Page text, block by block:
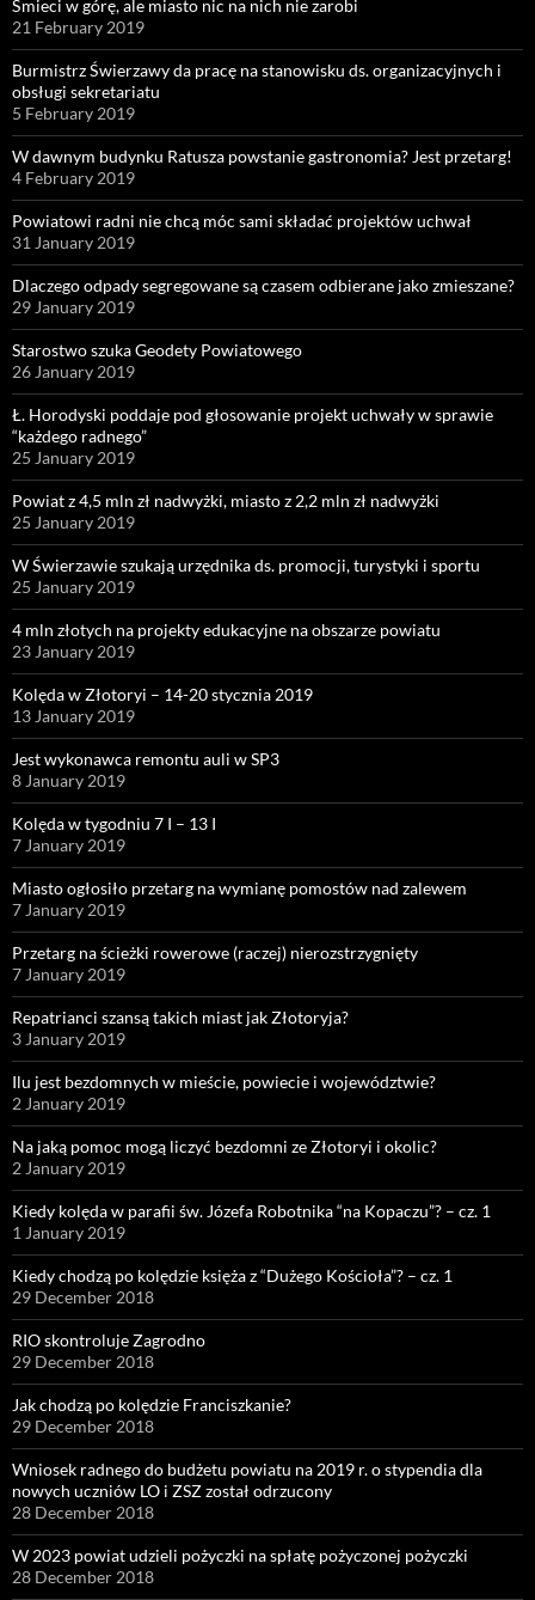
Śmieci w górę, ale miasto nic na nich nie zarobi
21 February 2019
Burmistrz Świerzawy da pracę na stanowisku ds. organizacyjnych i
obsługi sekretariatu
5 February 2019
W dawnym budynku Ratusza powstanie gastronomia? Jest przetarg!
4 February 2019
Powiatowi radni nie chcą móc sami składać projektów uchwał
31 January 2019
Dlaczego odpady segregowane są czasem odbierane jako zmieszane?
29 January 2019
Starostwo szuka Geodety Powiatowego
26 January 2019
Ł. Horodyski poddaje pod głosowanie projekt uchwały w sprawie
“każdego radnego”
25 January 2019
Powiat z 4,5 mln zł nadwyżki, miasto z 2,2 mln zł nadwyżki
25 January 2019
W Świerzawie szukają urzędnika ds. promocji, turystyki i sportu
25 January 2019
4 mln złotych na projekty edukacyjne na obszarze powiatu
23 January 2019
Kolęda w Złotoryi – 14-20 stycznia 2019
13 January 2019
Jest wykonawca remontu auli w SP3
8 January 2019
Kolęda w tygodniu 7 I – 13 I
7 January 2019
Miasto ogłosiło przetarg na wymianę pomostów nad zalewem
7 January 2019
Przetarg na ścieżki rowerowe (raczej) nierozstrzygnięty
7 January 2019
Repatrianci szansą takich miast jak Złotoryja?
3 January 2019
Ilu jest bezdomnych w mieście, powiecie i województwie?
2 January 2019
Na jaką pomoc mogą liczyć bezdomni ze Złotoryi i okolic?
2 January 2019
Kiedy kolęda w parafii św. Józefa Robotnika “na Kopaczu”? – cz. 1
1 January 2019
Kiedy chodzą po kolędzie księża z “Dużego Kościoła”? – cz. 1
29 December 2018
RIO skontroluje Zagrodno
29 December 2018
Jak chodzą po kolędzie Franciszkanie?
29 December 2018
Wniosek radnego do budżetu powiatu na 2019 r. o stypendia dla
nowych uczniów LO i ZSZ został odrzucony
28 December 2018
W 2023 powiat udzieli pożyczki na spłatę pożyczonej pożyczki
28 December 2018